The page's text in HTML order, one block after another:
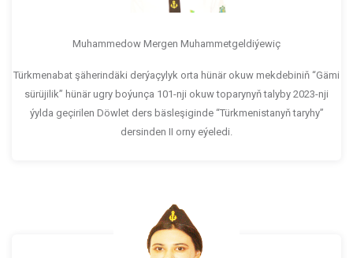
Muhammedow Mergen Muhammetgeldiýewiç
Türkmenabat şäherindäki derýaçylyk orta hünär okuw mekdebiniň “Gämi
sürüjilik” hünär ugry boýunça 101-nji okuw toparynyň talyby 2023-nji
ýylda geçirilen Döwlet ders bäsleşiginde “Türkmenistanyň taryhy”
dersinden II orny eýeledi.